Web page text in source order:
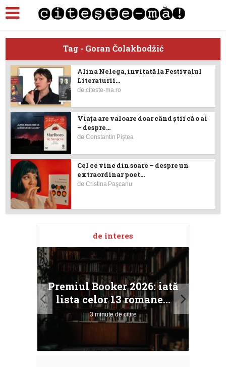
Tag - Goran Čolakhodžić
Alina Nelega, invitată la Festivalul
Literaturii...
deciteste-ma.ro
Viaţa are valoare doar când ştii că o ai
– despre...
deConstantin Piştea
Cel ce vine din soare – despre un
extraordinar poet...
deCristina Paşcanu
de interes
Premiul Booker 2026: iată
lista celor 13 romane...
3 minute de citire